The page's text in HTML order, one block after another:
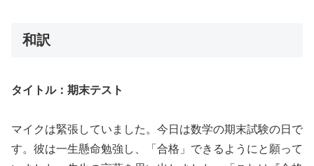
和訳
タイトル：期末テスト
マイクは緊張していました。今日は数学の期末試験の日で
す。彼は一生懸命勉強し、「合格」できるようにと願って